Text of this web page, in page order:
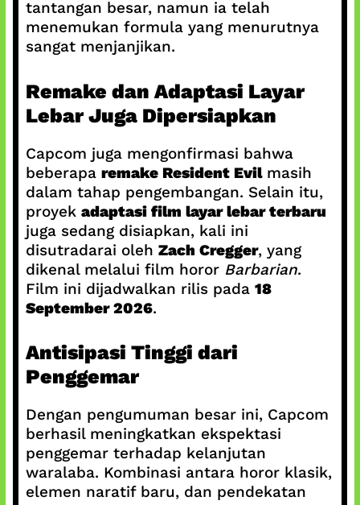
tantangan besar, namun ia telah
menemukan formula yang menurutnya
sangat menjanjikan.
Remake dan Adaptasi Layar
Lebar Juga Dipersiapkan
Capcom juga mengonfirmasi bahwa
beberapa remake Resident Evilmasih
dalam tahap pengembangan. Selain itu,
proyek adaptasi film layar lebar terbaru
juga sedang disiapkan, kali ini
disutradarai oleh Zach Cregger, yang
dikenal melalui film horor Barbarian.
Film ini dijadwalkan rilis pada 18
September 2026.
Antisipasi Tinggi dari
Penggemar
Dengan pengumuman besar ini, Capcom
berhasil meningkatkan ekspektasi
penggemar terhadap kelanjutan
waralaba. Kombinasi antara horor klasik,
elemen naratif baru, dan pendekatan